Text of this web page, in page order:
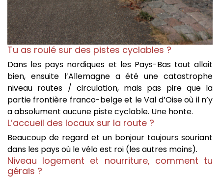
Tu as roulé sur des pistes cyclables ?
Dans les pays nordiques et les Pays-Bas tout allait
bien, ensuite l’Allemagne a été une catastrophe
niveau routes / circulation, mais pas pire que la
partie frontière franco-belge et le Val d’Oise où il n’y
a absolument aucune piste cyclable. Une honte.
L’accueil des locaux sur la route ?
Beaucoup de regard et un bonjour toujours souriant
dans les pays où le vélo est roi (les autres moins).
Niveau logement et nourriture, comment tu
gérais ?